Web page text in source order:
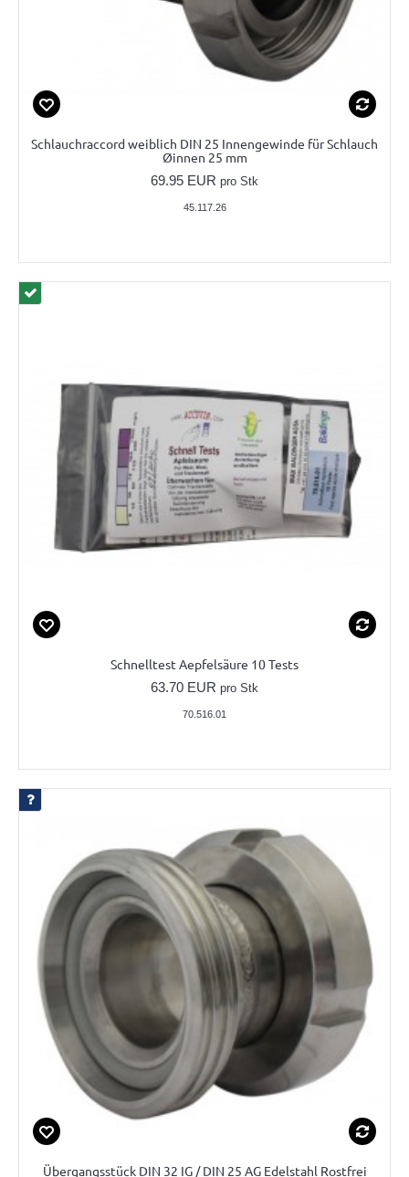
Schlauchraccord weiblich DIN 25 Innengewinde für Schlauch
Øinnen 25 mm
69.95 EUR pro Stk
45.117.26
Schnelltest Aepfelsäure 10 Tests
63.70 EUR pro Stk
70.516.01
Übergangsstück DIN 32 IG / DIN 25 AG Edelstahl Rostfrei